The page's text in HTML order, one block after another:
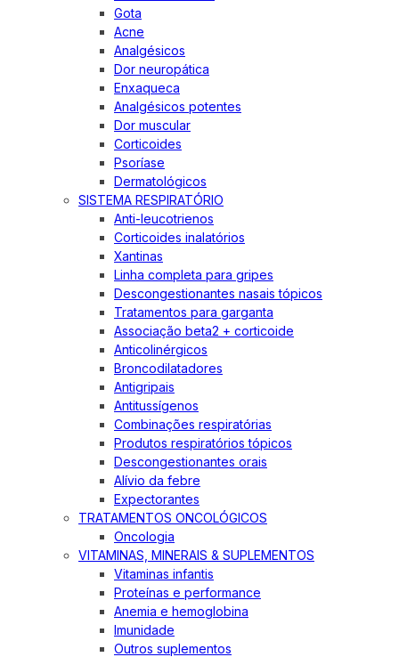
Gota
Acne
Analgésicos
Dor neuropática
Enxaqueca
Analgésicos potentes
Dor muscular
Corticoides
Psoríase
Dermatológicos
SISTEMA RESPIRATÓRIO
Anti-leucotrienos
Corticoides inalatórios
Xantinas
Linha completa para gripes
Descongestionantes nasais tópicos
Tratamentos para garganta
Associação beta2 + corticoide
Anticolinérgicos
Broncodilatadores
Antigripais
Antitussígenos
Combinações respiratórias
Produtos respiratórios tópicos
Descongestionantes orais
Alívio da febre
Expectorantes
TRATAMENTOS ONCOLÓGICOS
Oncologia
VITAMINAS, MINERAIS & SUPLEMENTOS
Vitaminas infantis
Proteínas e performance
Anemia e hemoglobina
Imunidade
Outros suplementos